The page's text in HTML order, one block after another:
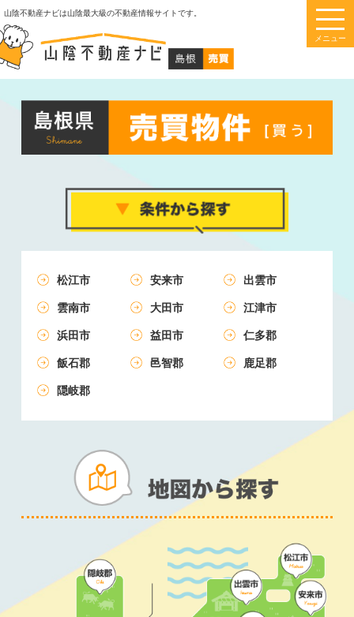
このページの本文へ
山陰不動産ナビは山陰最大級の不動産情報サイトです。
メニュー
松江市 安来市 出雲市
雲南市 大田市 江津市
浜田市 益田市 仁多郡
飯石郡 邑智郡 鹿足郡
隠岐郡